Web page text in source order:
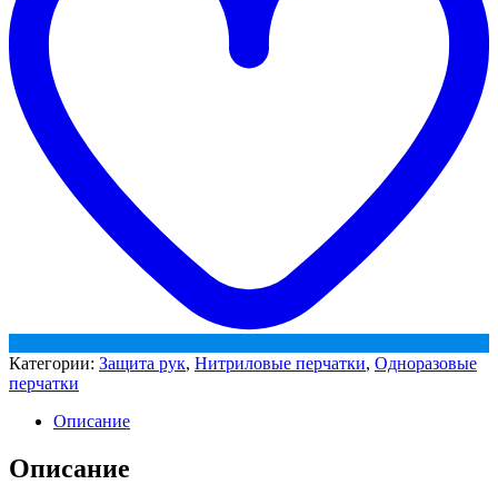
Категории: Защита рук, Нитриловые перчатки, Одноразовые
перчатки
Описание
Описание